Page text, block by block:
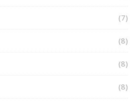
(7)
(8)
(8)
(8)